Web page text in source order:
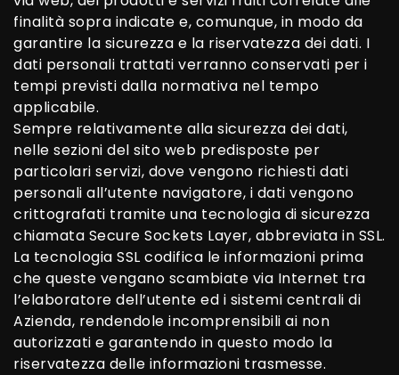
finalità sopra indicate e, comunque, in modo da
garantire la sicurezza e la riservatezza dei dati. I
dati personali trattati verranno conservati per i
tempi previsti dalla normativa nel tempo
applicabile.
Sempre relativamente alla sicurezza dei dati,
nelle sezioni del sito web predisposte per
particolari servizi, dove vengono richiesti dati
personali all’utente navigatore, i dati vengono
crittografati tramite una tecnologia di sicurezza
chiamata Secure Sockets Layer, abbreviata in SSL.
La tecnologia SSL codifica le informazioni prima
che queste vengano scambiate via Internet tra
l’elaboratore dell’utente ed i sistemi centrali di
Azienda, rendendole incomprensibili ai non
autorizzati e garantendo in questo modo la
riservatezza delle informazioni trasmesse.